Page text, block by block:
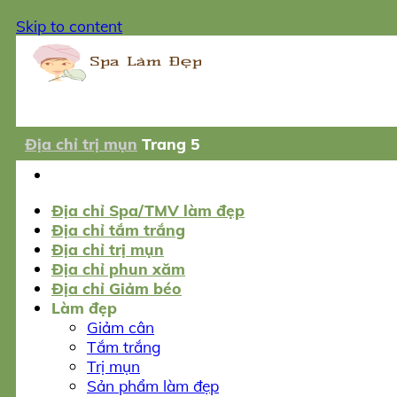
Skip to content
Địa chỉ Spa/TMV làm đẹp
Địa chỉ tắm trắng
Địa chỉ trị mụn
Địa chỉ phun xăm
Địa chỉ Giảm béo
Làm đẹp
Giảm cân
Tắm trắng
Trị mụn
Sản phẩm làm đẹp
Địa chỉ trị mụn Trang 5